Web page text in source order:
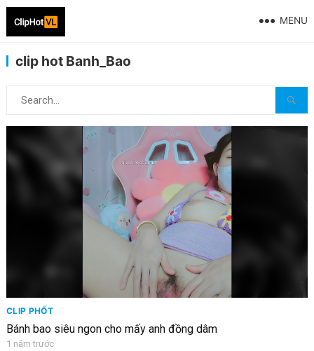
MENU
clip hot Banh_Bao
CLIP PHỐT
Bánh bao siêu ngon cho mấy anh đồng dâm
1 năm trước